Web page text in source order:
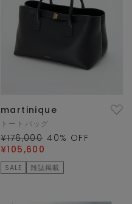
martinique
トートバッグ
¥176,000 40% OFF
¥105,600
SALE 雑誌掲載